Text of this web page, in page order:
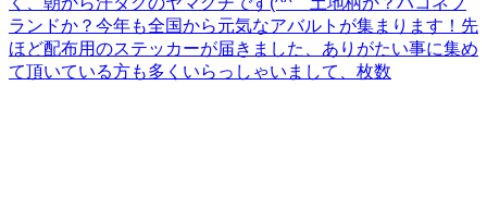
ランドか？今年も全国から元気なアバルトが集まります！先
ほど配布用のステッカーが届きました、ありがたい事に集め
て頂いている方も多くいらっしゃいまして、枚数